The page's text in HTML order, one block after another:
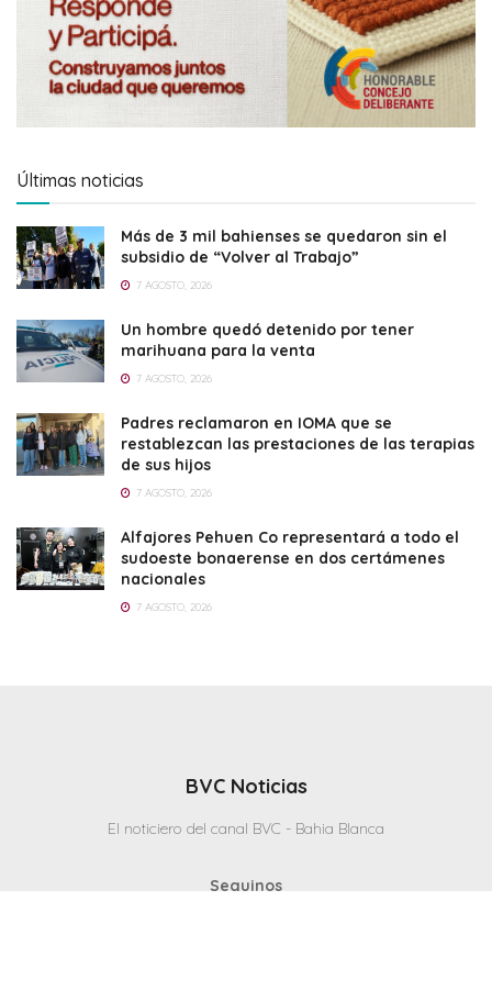
Últimas noticias
Más de 3 mil bahienses se quedaron sin el
subsidio de “Volver al Trabajo”
7 AGOSTO, 2026
Un hombre quedó detenido por tener
marihuana para la venta
7 AGOSTO, 2026
Padres reclamaron en IOMA que se
restablezcan las prestaciones de las terapias
de sus hijos
7 AGOSTO, 2026
Alfajores Pehuen Co representará a todo el
sudoeste bonaerense en dos certámenes
nacionales
7 AGOSTO, 2026
BVC Noticias
El noticiero del canal BVC - Bahia Blanca
Seguinos